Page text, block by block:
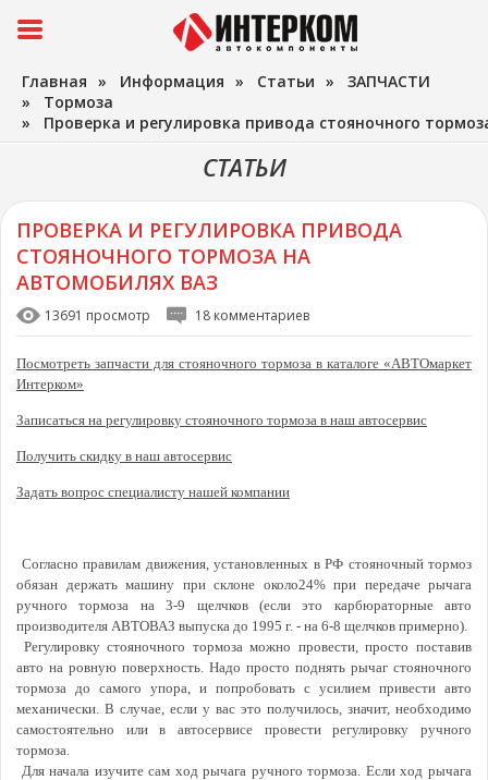
Главная » Информация » Статьи » ЗАПЧАСТИ
» Тормоза
» Проверка и регулировка привода стояночного
СТАТЬИ
ПРОВЕРКА И РЕГУЛИРОВКА ПРИВОДА
СТОЯНОЧНОГО ТОРМОЗА НА
АВТОМОБИЛЯХ ВАЗ
13691 просмотр 18 комментариев
Посмотреть запчасти для стояночного тормоза в каталоге «АВТОмаркет
Интерком»
Записаться на регулировку стояночного тормоза в наш автосервис
Получить скидку в наш автосервис
Задать вопрос специалисту нашей компании
Согласно правилам движения, установленных в РФ стояночный тормоз
обязан держать машину при склоне около24% при передаче рычага
ручного тормоза на 3-9 щелчков (если это карбюраторные авто
производителя АВТОВАЗ выпуска до 1995 г. - на 6-8 щелчков примерно).
Регулировку стояночного тормоза можно провести, просто поставив
авто на ровную поверхность. Надо просто поднять рычаг стояночного
тормоза до самого упора, и попробовать с усилием привести авто
механически. В случае, если у вас это получилось, значит, необходимо
самостоятельно или в автосервисе провести регулировку ручного
тормоза.
Для начала изучите сам ход рычага ручного тормоза. Если ход рычага